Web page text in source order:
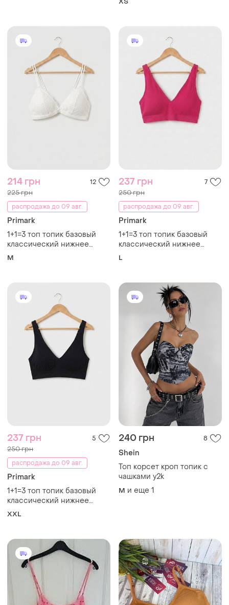
214 грн 12
225 грн
распродажа до 09 авг.
Primark
1+1=3 топ топик базовый
классический нижнее
белье новый с вкладышами
M
237 грн 7
250 грн
распродажа до 09 авг.
Primark
1+1=3 топ топик базовый
классический нижнее
белье новый с вкладышами
L
237 грн 5
250 грн
распродажа до 09 авг.
Primark
1+1=3 топ топик базовый
классический нижнее
белье новый с вкладышами
XXL
240 грн 8
Shein
Топ корсет кроп топик с
чашками y2k
M и еще 1